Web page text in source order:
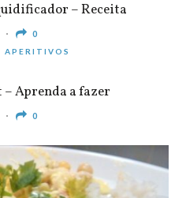
– Receita
0
APERITIVOS
– Aprenda a fazer
0